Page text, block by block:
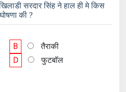
सरदार सिंह ने हाल ही मे किस
की ?
B
तैराकी
D फुटबॉल